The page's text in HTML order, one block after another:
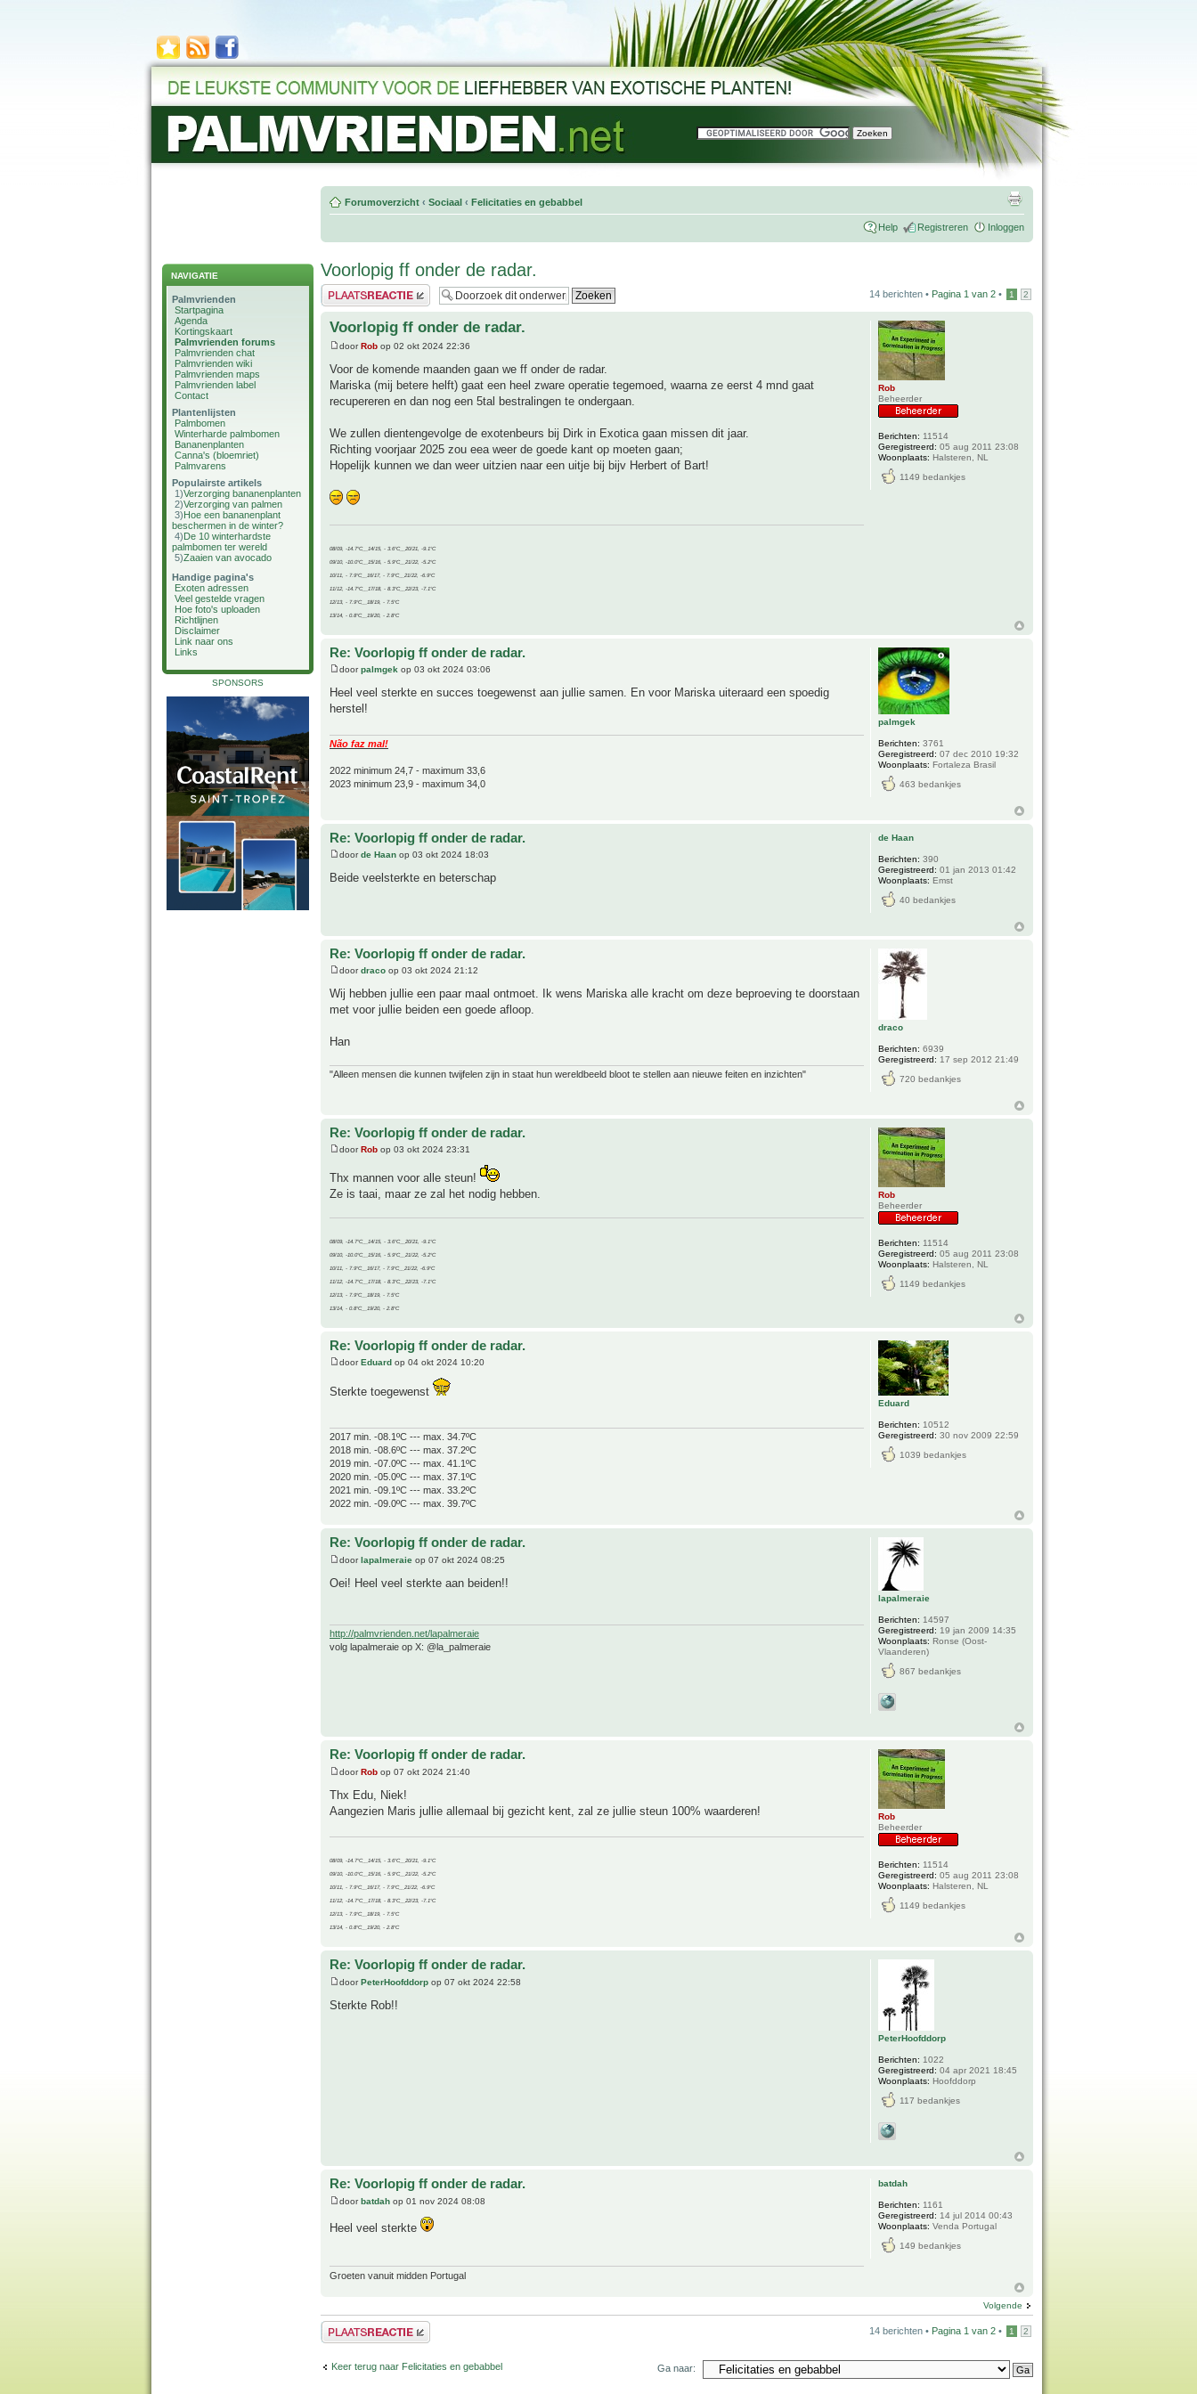
NAVIGATIE
Palmvrienden
Startpagina
Agenda
Kortingskaart
Palmvrienden forums
Palmvrienden chat
Palmvrienden wiki
Palmvrienden maps
Palmvrienden label
Contact
Plantenlijsten
Palmbomen
Winterharde palmbomen
Bananenplanten
Canna's (bloemriet)
Palmvarens
Populairste artikels
1)Verzorging bananenplanten
2)Verzorging van palmen
3)Hoe een bananenplant
beschermen in de winter?
4)De 10 winterhardste
palmbomen ter wereld
5)Zaaien van avocado
Handige pagina's
Exoten adressen
Veel gestelde vragen
Hoe foto's uploaden
Richtlijnen
Disclaimer
Link naar ons
Links
SPONSORS
Forumoverzicht ‹ Sociaal ‹ Felicitaties en gebabbel
Help Registreren Inloggen
Voorlopig ff onder de radar.
Plaats een reactie 14 berichten • Pagina 1 van 2 • 1 2
Voorlopig ff onder de radar.
doorRob op 02 okt 2024 22:36
Voor de komende maanden gaan we ff onder de radar.
Mariska (mij betere helft) gaat een heel zware operatie tegemoed, waarna ze eerst 4 mnd gaat
recupereren en dan nog een 5tal bestralingen te ondergaan.
We zullen dientengevolge de exotenbeurs bij Dirk in Exotica gaan missen dit jaar.
Richting voorjaar 2025 zou eea weer de goede kant op moeten gaan;
Hopelijk kunnen we dan weer uitzien naar een uitje bij bijv Herbert of Bart!
08/09, -14.7°C__14/15, - 3.6°C__20/21, -9.1°C
09/10, -10.0°C__15/16, - 5.9°C__21/22, -5.2°C
10/11, - 7.9°C__16/17, - 7.9°C__21/22, -6.9°C
11/12, -14.7°C__17/18, - 8.3°C__22/23, -7.1°C
12/13, - 7.9°C__18/19, - 7.5°C
13/14, - 0.8°C__19/20, - 2.8°C
Rob
Beheerder
Berichten: 11514
Geregistreerd: 05 aug 2011 23:08
Woonplaats: Halsteren, NL
1149 bedankjes
Re: Voorlopig ff onder de radar.
doorpalmgek op 03 okt 2024 03:06
Heel veel sterkte en succes toegewenst aan jullie samen. En voor Mariska uiteraard een spoedig
herstel!
Não faz mal!
2022 minimum 24,7 - maximum 33,6
2023 minimum 23,9 - maximum 34,0
palmgek
Berichten: 3761
Geregistreerd: 07 dec 2010 19:32
Woonplaats: Fortaleza Brasil
463 bedankjes
Re: Voorlopig ff onder de radar.
doorde Haan op 03 okt 2024 18:03
Beide veelsterkte en beterschap
de Haan
Berichten: 390
Geregistreerd: 01 jan 2013 01:42
Woonplaats: Emst
40 bedankjes
Re: Voorlopig ff onder de radar.
doordraco op 03 okt 2024 21:12
Wij hebben jullie een paar maal ontmoet. Ik wens Mariska alle kracht om deze beproeving te doorstaan
met voor jullie beiden een goede afloop.
Han
"Alleen mensen die kunnen twijfelen zijn in staat hun wereldbeeld bloot te stellen aan nieuwe feiten en inzichten"
draco
Berichten: 6939
Geregistreerd: 17 sep 2012 21:49
720 bedankjes
Re: Voorlopig ff onder de radar.
doorRob op 03 okt 2024 23:31
Thx mannen voor alle steun!
Ze is taai, maar ze zal het nodig hebben.
08/09, -14.7°C__14/15, - 3.6°C__20/21, -9.1°C
09/10, -10.0°C__15/16, - 5.9°C__21/22, -5.2°C
10/11, - 7.9°C__16/17, - 7.9°C__21/22, -6.9°C
11/12, -14.7°C__17/18, - 8.3°C__22/23, -7.1°C
12/13, - 7.9°C__18/19, - 7.5°C
13/14, - 0.8°C__19/20, - 2.8°C
Rob
Beheerder
Berichten: 11514
Geregistreerd: 05 aug 2011 23:08
Woonplaats: Halsteren, NL
1149 bedankjes
Re: Voorlopig ff onder de radar.
door Eduard op 04 okt 2024 10:20
Sterkte toegewenst
2017 min. -08.1ºC --- max. 34.7ºC
2018 min. -08.6ºC --- max. 37.2ºC
2019 min. -07.0ºC --- max. 41.1ºC
2020 min. -05.0ºC --- max. 37.1ºC
2021 min. -09.1ºC --- max. 33.2ºC
2022 min. -09.0ºC --- max. 39.7ºC
Eduard
Berichten: 10512
Geregistreerd: 30 nov 2009 22:59
1039 bedankjes
Re: Voorlopig ff onder de radar.
doorlapalmeraie op 07 okt 2024 08:25
Oei! Heel veel sterkte aan beiden!!
http://palmvrienden.net/lapalmeraie
volg lapalmeraie op X: @la_palmeraie
lapalmeraie
Berichten: 14597
Geregistreerd: 19 jan 2009 14:35
Woonplaats: Ronse (Oost-
Vlaanderen)
867 bedankjes
Re: Voorlopig ff onder de radar.
doorRob op 07 okt 2024 21:40
Thx Edu, Niek!
Aangezien Maris jullie allemaal bij gezicht kent, zal ze jullie steun 100% waarderen!
08/09, -14.7°C__14/15, - 3.6°C__20/21, -9.1°C
09/10, -10.0°C__15/16, - 5.9°C__21/22, -5.2°C
10/11, - 7.9°C__16/17, - 7.9°C__21/22, -6.9°C
11/12, -14.7°C__17/18, - 8.3°C__22/23, -7.1°C
12/13, - 7.9°C__18/19, - 7.5°C
13/14, - 0.8°C__19/20, - 2.8°C
Rob
Beheerder
Berichten: 11514
Geregistreerd: 05 aug 2011 23:08
Woonplaats: Halsteren, NL
1149 bedankjes
Re: Voorlopig ff onder de radar.
doorPeterHoofddorp op 07 okt 2024 22:58
Sterkte Rob!!
PeterHoofddorp
Berichten: 1022
Geregistreerd: 04 apr 2021 18:45
Woonplaats: Hoofddorp
117 bedankjes
Re: Voorlopig ff onder de radar.
doorbatdah op 01 nov 2024 08:08
Heel veel sterkte
Groeten vanuit midden Portugal
batdah
Berichten: 1161
Geregistreerd: 14 jul 2014 00:43
Woonplaats: Venda Portugal
149 bedankjes
Volgende
Plaats een reactie 14 berichten • Pagina 1 van 2 • 1 2
Keer terug naar Felicitaties en gebabbel Ga naar: